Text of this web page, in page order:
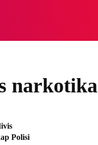
narkotika
Polisi